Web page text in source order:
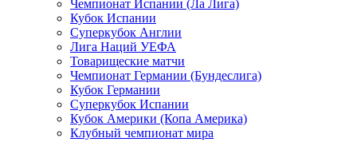
Чемпионат Испании (Ла Лига)
Кубок Испании
Суперкубок Англии
Лига Наций УЕФА
Товарищеские матчи
Чемпионат Германии (Бундеслига)
Кубок Германии
Суперкубок Испании
Кубок Америки (Копа Америка)
Клубный чемпионат мира